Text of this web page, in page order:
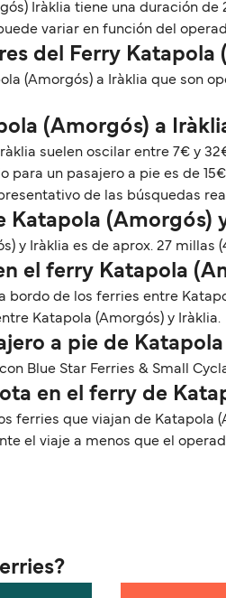
Iràklia tiene una duración
variar en función del
del Ferry Katapola
(Amorgós) a Iràklia que son
(Amorgós) a
suelen oscilar entre 7€ y
para un pasajero a pie es de
de las búsquedas
Katapola (Amorgós)
y Iràklia es de aprox. 27 millas
el ferry Katapola
bordo de los ferries entre
Katapola (Amorgós) y Iràklia.
a pie de
Blue Star Ferries & Small
en el ferry de
ferries que viajan de Katapola
el viaje a menos que el